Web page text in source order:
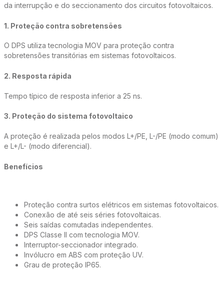
da interrupção e do seccionamento dos circuitos fotovoltaicos.
1. Proteção contra sobretensões
O DPS utiliza tecnologia MOV para proteção contra
sobretensões transitórias em sistemas fotovoltaicos.
2. Resposta rápida
Tempo típico de resposta inferior a 25 ns.
3. Proteção do sistema fotovoltaico
A proteção é realizada pelos modos L+/PE, L-/PE (modo comum)
e L+/L- (modo diferencial).
Benefícios
Proteção contra surtos elétricos em sistemas fotovoltaicos.
Conexão de até seis séries fotovoltaicas.
Seis saídas comutadas independentes.
DPS Classe II com tecnologia MOV.
Interruptor-seccionador integrado.
Invólucro em ABS com proteção UV.
Grau de proteção IP65.